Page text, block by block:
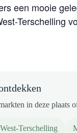
een mooie
Terschelling
in deze plaats
Terschelling